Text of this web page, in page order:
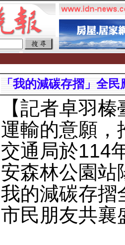
「我的減碳存摺」全
【記者卓羽
運輸的意願，
交通局於114
安森林公園站
我的減碳存摺
市民朋友共襄